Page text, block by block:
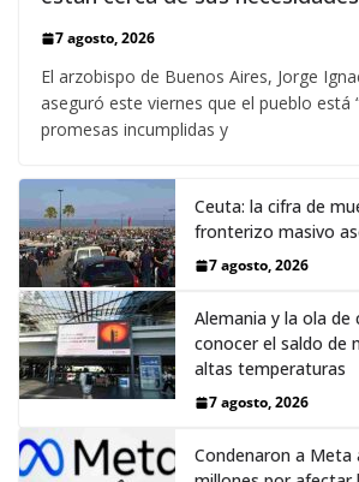
7 agosto, 2026
El arzobispo de Buenos Aires, Jorge
aseguró este viernes que el pueblo está
promesas incumplidas y
Ceuta: la cifra de
fronterizo masivo
7 agosto, 2026
Alemania y la ola de
conocer el saldo de
altas temperaturas
7 agosto, 2026
Condenaron a Meta